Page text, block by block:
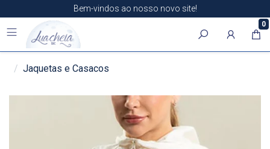
Bem-vindos ao nosso novo site!
0
Jaquetas e Casacos